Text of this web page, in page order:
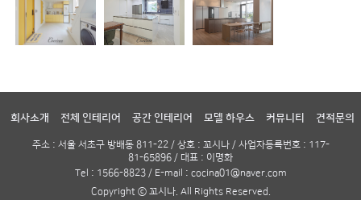
회사소개 전체 인테리어 공간 인테리어 모델 하우스 커뮤니티 견적문의
주소 : 서울 서초구 방배동 811-22 / 상호 : 꼬시나 / 사업자등록번호 : 117-
81-65896 / 대표 : 이명화
Tel : 1566-8823 / E-mail : cocina01@naver.com
Copyright ⓒ 꼬시나. All Rights Reserved.